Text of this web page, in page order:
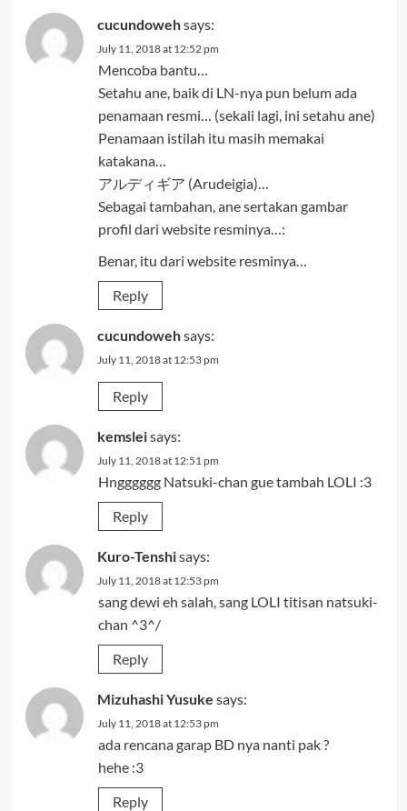
cucundowehsays:
July 11, 2018 at 12:52 pm
Mencoba bantu…
Setahu ane, baik di LN-nya pun belum ada
penamaan resmi… (sekali lagi, ini setahu ane)
Penamaan istilah itu masih memakai
katakana…
アルディギア (Arudeigia)…
Sebagai tambahan, ane sertakan gambar
profil dari website resminya…:
Benar, itu dari website resminya…
Reply
cucundowehsays:
July 11, 2018 at 12:53 pm
Reply
kemsleisays:
July 11, 2018 at 12:51 pm
Hngggggg Natsuki-chan gue tambah LOLI :3
Reply
Kuro-Tenshisays:
July 11, 2018 at 12:53 pm
sang dewi eh salah, sang LOLI titisan natsuki-
chan ^3^/
Reply
Mizuhashi Yusuke says:
July 11, 2018 at 12:53 pm
ada rencana garap BD nya nanti pak ?
hehe :3
Reply